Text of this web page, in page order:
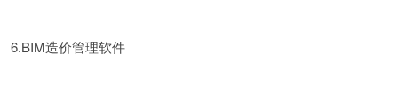
6.BIM造价管理软件